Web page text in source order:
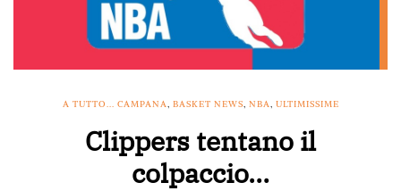
A TUTTO... CAMPANA, BASKET NEWS, NBA, ULTIMISSIME
Clippers tentano il
colpaccio…